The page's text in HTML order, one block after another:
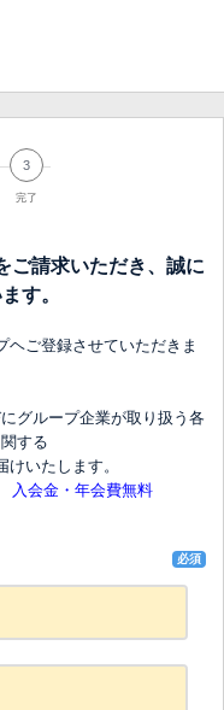
3
完了
ご請求いただき、誠に
す。
ヘご登録させていただきま
グループ企業が取り扱う各
する
いたします。
入会金・年会費無料
必須